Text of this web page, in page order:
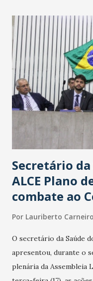
Secretário
ALCE Plano
combate ao
Por Lauriberto
O secretário da Saúde
apresentou, durante o
plenária da Assembleia